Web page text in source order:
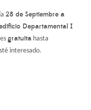
28 de Septiembre a
Departamental I
gratuita hasta
interesado.